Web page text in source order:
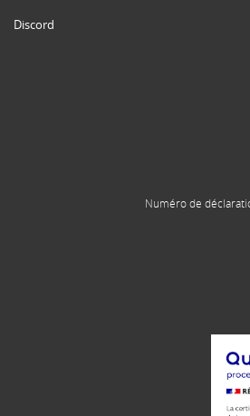
Discord
Numéro de